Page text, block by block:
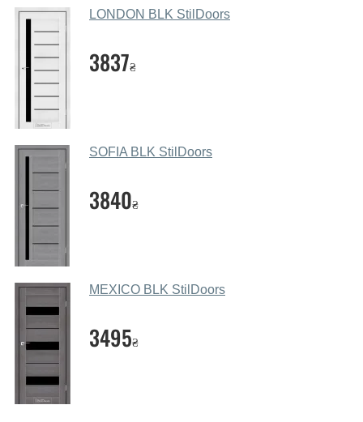
салоні-магазині.
Які основні особливості та переваги
ваших міжкімнатних дверей?
Каркас полотна міжкімнатних дверей виготовляється з
євробрусу (власного сушіння), що покривається МДФ
накладками товщиною 20 мм. Завдяки такій товщині
МДФ, вся конструкція виходить дуже міцною та
надійною.
Які дверні полотна порадите?
Наші рекомендації залежать від необхідних
параметрів, бюджету та інших факторів. Підбір
дверних полотен проводиться індивідуально для
кожного відвідувача.
Так, робимо. Наші фахівці можуть зробити замір та
консультацію на виїзді. Кожен співробітник має з
собою каталоги кольорів та візерунків. Після виміру та
консультації Ви можете оформити заявку, не
LONDON BLK StilDoors
3837₴
SOFIA BLK StilDoors
3840₴
MEXICO BLK StilDoors
3495₴